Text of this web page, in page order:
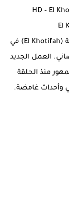
انطلقت الحلقة الأولى من مسلسل الخطيفة (El Khotifah) في
العمل الجديد
منذ الحلقة
وأحداث غامضة.